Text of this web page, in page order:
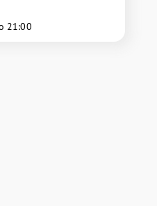
21:00